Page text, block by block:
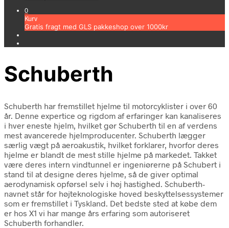
0
Kurv
Gratis fragt med GLS pakkeshop over 1000kr
Schuberth
Schuberth har fremstillet hjelme til motorcyklister i over 60
år. Denne expertice og rigdom af erfaringer kan kanaliseres
i hver eneste hjelm, hvilket gør Schuberth til en af ​​verdens
mest avancerede hjelmproducenter. Schuberth lægger
særlig vægt på aeroakustik, hvilket forklarer, hvorfor deres
hjelme er blandt de mest stille hjelme på markedet. Takket
være deres intern vindtunnel er ingeniørerne på Schubert i
stand til at designe deres hjelme, så de giver optimal
aerodynamisk opførsel selv i høj hastighed. Schuberth-
navnet står for højteknologiske hoved beskyttelsessystemer
som er fremstillet i Tyskland. Det bedste sted at købe dem
er hos X1 vi har mange års erfaring som autoriseret
Schuberth forhandler.